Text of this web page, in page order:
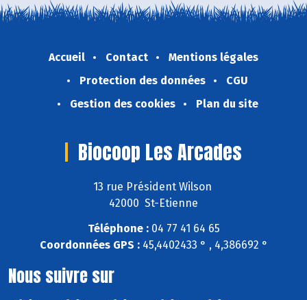
Accueil Contact
Mentions légales
Protection des données
CGU
Gestion des cookies
Plan du site
Biocoop Les Arcades
13 rue Président Wilson
42000 St-Etienne
Téléphone :04 77 41 64 65
Coordonnées GPS :45,4402433 ° , 4,386692 °
Nous suivre sur